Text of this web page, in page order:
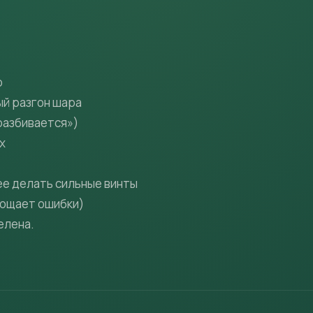
разгон шара
делать сильные винты
ошибки)